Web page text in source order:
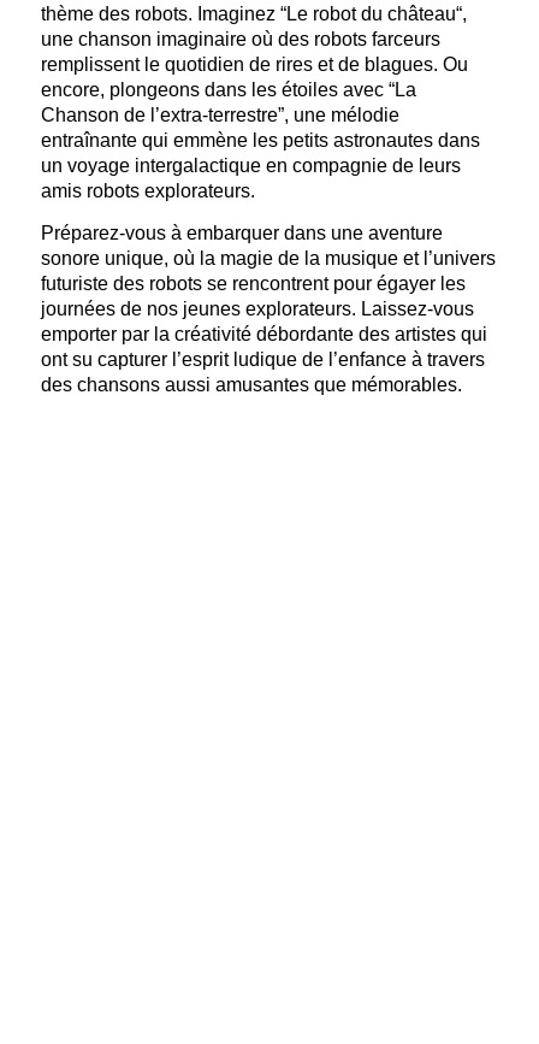
thème des robots. Imaginez “Le robot du château“,
une chanson imaginaire où des robots farceurs
remplissent le quotidien de rires et de blagues. Ou
encore, plongeons dans les étoiles avec “La
Chanson de l’extra-terrestre”, une mélodie
entraînante qui emmène les petits astronautes dans
un voyage intergalactique en compagnie de leurs
amis robots explorateurs.
Préparez-vous à embarquer dans une aventure
sonore unique, où la magie de la musique et l’univers
futuriste des robots se rencontrent pour égayer les
journées de nos jeunes explorateurs. Laissez-vous
emporter par la créativité débordante des artistes qui
ont su capturer l’esprit ludique de l’enfance à travers
des chansons aussi amusantes que mémorables.